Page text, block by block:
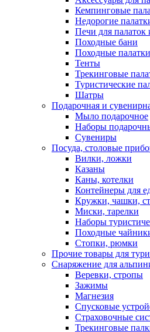
Кемпинговые
Недорогие
Печи для палаток
Походные бани
Походные палатки
Тенты
Трекинговые
Туристические
Шатры
Подарочная и
Мыло подарочное
Наборы
Сувениры
Посуда, столовые
Вилки, ложки
Казаны
Каны, котелки
Контейнеры для
Кружки, чашки,
Миски, тарелки
Наборы
Походные
Стопки, рюмки
Прочие товары для
Снаряжение для
Веревки, стропы
Зажимы
Магнезия
Спусковые
Страховочные
Трекинговые